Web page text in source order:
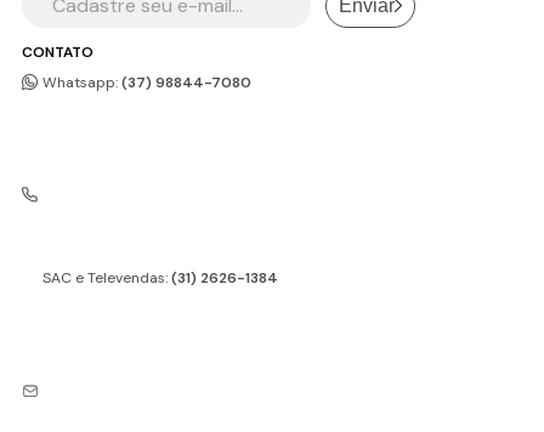
CONTATO
Whatsapp:(37) 98844-7080
SAC e Televendas:(31) 2626-1384
Enviar